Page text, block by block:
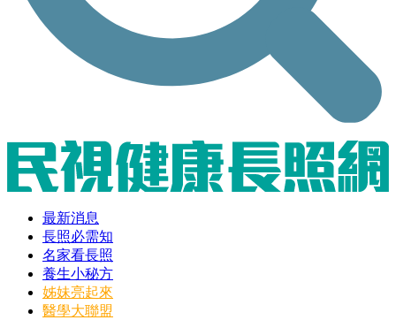
最新消息
長照必需知
名家看長照
養生小秘方
姊妹亮起來
醫學大聯盟